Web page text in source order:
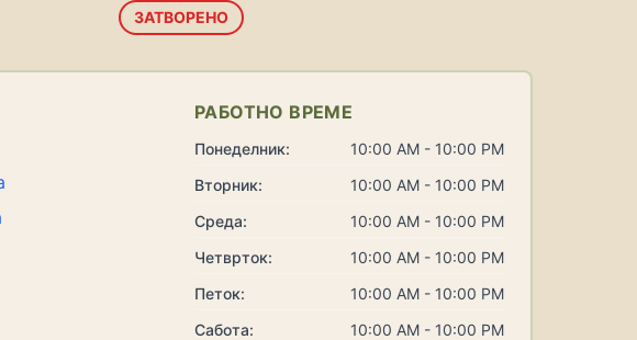
ЗАТВОРЕНО
РАБОТНО ВРЕМЕ
Понеделник:
10:00 AM - 10:00 PM
Вторник:
10:00 AM - 10:00 PM
Среда:
10:00 AM - 10:00 PM
Четврток:
10:00 AM - 10:00 PM
Петок:
10:00 AM - 10:00 PM
Сабота:
10:00 AM - 10:00 PM